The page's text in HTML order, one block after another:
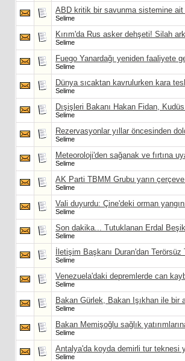
ABD kritik bir savunma sistemine
Selime
Kırım'da Rus asker dehşeti! Silah
Selime
Fuego Yanardağı yeniden faaliyete
Selime
Dünya sıcaktan kavrulurken kara
Selime
Dışişleri Bakanı Hakan Fidan,
Selime
Rezervasyonlar yıllar öncesinden
Selime
Meteoroloji'den sağanak ve fırtına
Selime
AK Parti TBMM Grubu yarın
Selime
Vali duyurdu: Çine'deki orman
Selime
Son dakika... Tutuklanan Erdal
Selime
İletişim Başkanı Duran'dan
Selime
Venezuela'daki depremlerde can
Selime
Bakan Gürlek, Bakan Işıkhan ile bir
Selime
Bakan Memişoğlu sağlık
Selime
Antalya'da koyda demirli tur teknesi
Selime